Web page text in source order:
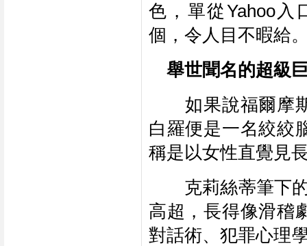
色，單從Yahoo入
個，令人目不暇給
舉世聞名的超級
如果說福爾摩斯
白羅便是一名絞絞
稱是以女性直覺見
克莉絲蒂筆下的
高超，長得像滑稽
對話術、犯罪心理